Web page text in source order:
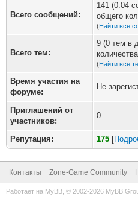
Всего сообщений:
141 (0.04
общего
(Найти все
Всего тем:
9 (0 тем в
(Найти все
Время участия на
форуме:
Не
Приглашений от
участников:
0
Репутация: 175 [
Контакты Zone-Game Community
Работает на MyBB , © 2002-2026 MyBB